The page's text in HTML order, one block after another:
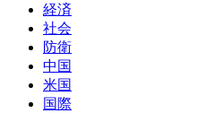
経済
社会
防衛
中国
米国
国際